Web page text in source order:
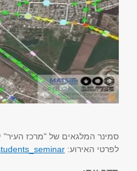
סמינר המלגאים של "מרכז העיר" יתקיים ביום רביעי,
לפרטי האירוע: